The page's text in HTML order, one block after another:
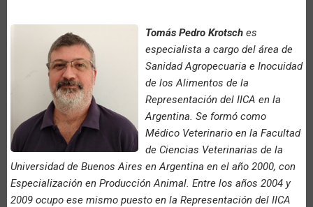
Tomás Pedro Krotsch es
especialista a cargo del área de
Sanidad Agropecuaria e Inocuidad
de los Alimentos de la
Representación del IICA en la
Argentina. Se formó como
Médico Veterinario en la Facultad
de Ciencias Veterinarias de la
Universidad de Buenos Aires en Argentina en el año 2000, con
Especialización en Producción Animal. Entre los años 2004 y
2009 ocupo ese mismo puesto en la Representación del IICA